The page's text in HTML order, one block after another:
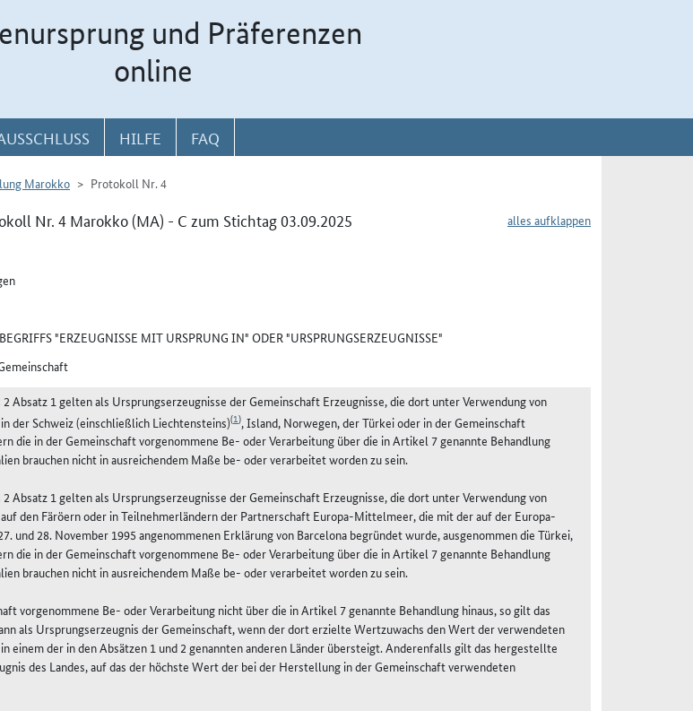
und Präferenzen
online
HILFE FAQ
Marokko Protokoll Nr. 4
alles aufklappen
Nr. 4 Marokko (MA) - C zum Stichtag 03.09.2025
"ERZEUGNISSE MIT URSPRUNG IN" ODER "URSPRUNGSERZEUGNISSE"
Absatz 1 gelten als Ursprungserzeugnisse der Gemeinschaft Erzeugnisse, die dort unter Verwendung von
der Schweiz (einschließlich Liechtensteins)(1), Island, Norwegen, der Türkei oder in der Gemeinschaft
die in der Gemeinschaft vorgenommene Be- oder Verarbeitung über die in Artikel 7 genannte Behandlung
brauchen nicht in ausreichendem Maße be- oder verarbeitet worden zu sein.
Absatz 1 gelten als Ursprungserzeugnisse der Gemeinschaft Erzeugnisse, die dort unter Verwendung von
den Färöern oder in Teilnehmerländern der Partnerschaft Europa-Mittelmeer, die mit der auf der Europa-
und 28. November 1995 angenommenen Erklärung von Barcelona begründet wurde, ausgenommen die Türkei,
die in der Gemeinschaft vorgenommene Be- oder Verarbeitung über die in Artikel 7 genannte Behandlung
brauchen nicht in ausreichendem Maße be- oder verarbeitet worden zu sein.
vorgenommene Be- oder Verarbeitung nicht über die in Artikel 7 genannte Behandlung hinaus, so gilt das
als Ursprungserzeugnis der Gemeinschaft, wenn der dort erzielte Wertzuwachs den Wert der verwendeten
einem der in den Absätzen 1 und 2 genannten anderen Länder übersteigt. Anderenfalls gilt das hergestellte
des Landes, auf das der höchste Wert der bei der Herstellung in der Gemeinschaft verwendeten